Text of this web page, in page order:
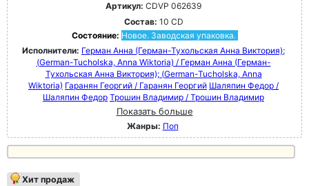
Артикул: CDVP 062639
Состав: 10 CD
Состояние: Новое. Заводская упаковка.
Исполнители: Герман Анна (Герман-Тухольская Анна Виктория);
(German-Tucholska, Anna Wiktoria) / Герман Анна (Герман-
Тухольская Анна Виктория); (German-Tucholska, Anna
Wiktoria) Гаранян Георгий / Гаранян Георгий Шаляпин Федор /
Шаляпин Федор Трошин Владимир / Трошин Владимир
Показать больше
Жанры: Поп
Хит продаж